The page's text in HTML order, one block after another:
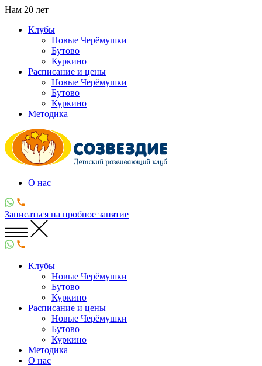
Нам 20 лет
Клубы
Новые Черёмушки
Бутово
Куркино
Расписание и цены
Новые Черёмушки
Бутово
Куркино
Методика
О нас
Записаться на пробное занятие
Клубы
Новые Черёмушки
Бутово
Куркино
Расписание и цены
Новые Черёмушки
Бутово
Куркино
Методика
О нас